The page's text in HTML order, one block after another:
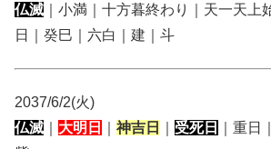
仏滅 ｜小満｜十方暮終わり｜天一天上
日｜癸巳｜六白｜建｜斗
2037/6/2(火)
仏滅
大明日 神吉日 受死日
｜重日